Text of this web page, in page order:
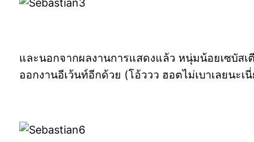
และนอกจากผลงานการแสดงแล้ว หนุ่มน้อยเซบัส
ออกงานอีเว้นท์อีกด้วย (โอ้ววว ฮอตไม่เบาเลยนะเ